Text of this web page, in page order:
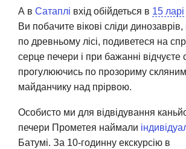
А в Сатаплі вхід обійдеться в 15 ларі
Ви побачите вікові сліди
по древньому лісі, подиветеся на
серце печери і при бажанні відчуєте
прогулюючись по прозориму
майданчику над прірвою.
Особисто ми для відвідування
печери Прометея наймали
Батумі. За 10-годинну екскурсію в